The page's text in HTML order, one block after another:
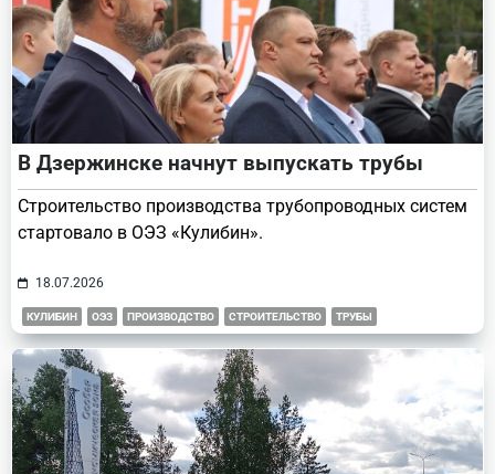
В Дзержинске начнут выпускать трубы
Строительство производства трубопроводных систем
стартовало в ОЭЗ «Кулибин».
18.07.2026
КУЛИБИН ОЭЗ ПРОИЗВОДСТВО СТРОИТЕЛЬСТВО ТРУБЫ